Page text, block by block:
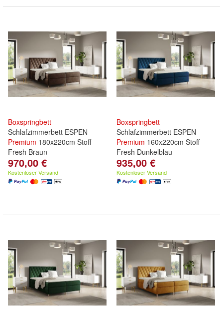
Boxspringbett
Schlafzimmerbett ESPEN
Premium 180x220cm Stoff
Fresh Braun
970,00 €
Kostenloser Versand
Boxspringbett
Schlafzimmerbett ESPEN
Premium 160x220cm Stoff
Fresh Dunkelblau
935,00 €
Kostenloser Versand